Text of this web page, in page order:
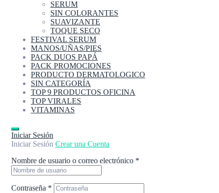
SERUM
SIN COLORANTES
SUAVIZANTE
TOQUE SECO
FESTIVAL SERUM
MANOS/UÑAS/PIES
PACK DUOS PAPÁ
PACK PROMOCIONES
PRODUCTO DERMATOLOGICO
SIN CATEGORÍA
TOP 9 PRODUCTOS OFICINA
TOP VIRALES
VITAMINAS
Iniciar Sesión
Iniciar Sesión Crear una Cuenta
Nombre de usuario o correo electrónico *
Contraseña *